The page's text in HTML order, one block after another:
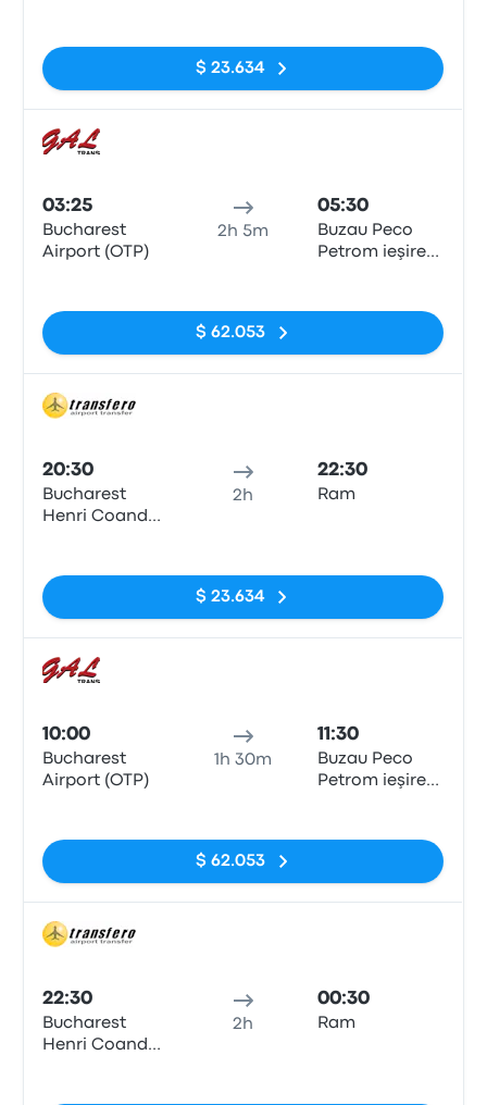
$ 23.634
03:25
Bucharest
Airport (OTP)
2h 5m
05:30
Buzau Peco
Petrom ieşire
$ 62.053
20:30
Bucharest
Henri Coanda
2h
22:30
Ram
$ 23.634
10:00
Bucharest
Airport (OTP)
1h 30m
11:30
Buzau Peco
Petrom ieşire
$ 62.053
22:30
Bucharest
Henri Coanda
2h
00:30
Ram